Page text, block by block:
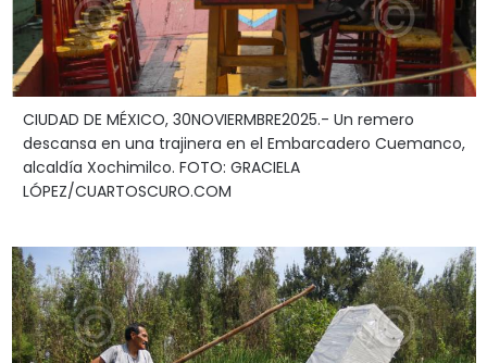
CIUDAD DE MÉXICO, 30NOVIERMBRE2025.- Un remero
descansa en una trajinera en el Embarcadero Cuemanco,
alcaldía Xochimilco. FOTO: GRACIELA
LÓPEZ/CUARTOSCURO.COM